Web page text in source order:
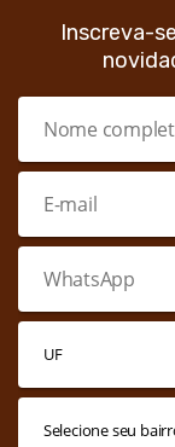
Inscreva-